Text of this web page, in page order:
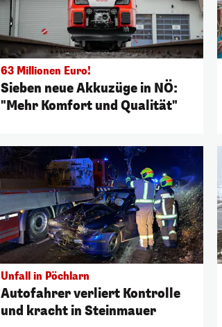
63 Millionen Euro!
Sieben neue Akkuzüge in NÖ:
"Mehr Komfort und Qualität"
Unfall in Pöchlarn
Autofahrer verliert Kontrolle
und kracht in Steinmauer